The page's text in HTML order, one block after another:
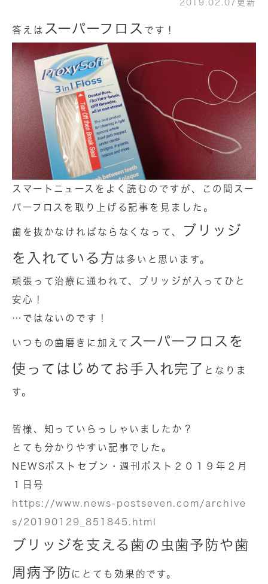
2019.02.07更新
答えは スーパーフロス です！
スマートニュースをよく読むのですが、この間スー
パーフロスを取り上げる記事を見ました。
歯を抜かなければならなくなって、
ブリッジ
を入れている方 は多いと思います。
頑張って治療に通われて、ブリッジが入ってひと
安心！
…ではないのです！
いつもの歯磨きに加えて スーパーフロスを
使ってはじめてお手入れ完了 となりま
す。
皆様、知っていらっしゃいましたか？
とても分かりやすい記事でした。
NEWSポストセブン・週刊ポスト２０１９年２月
１日号
https://www.news-postseven.com/archive
s/20190129_851845.html
ブリッジを支える歯の虫歯予防や歯
周病予防にとても効果的です。